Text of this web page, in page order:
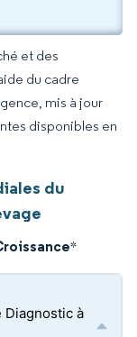
et des
du cadre
mis à jour
disponibles en
du
*
Diagnostic à